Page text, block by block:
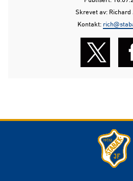
Skrevet av: Richard
Kontakt: